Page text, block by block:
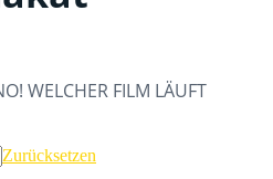
WELCHER FILM LÄUFT
Zurücksetzen